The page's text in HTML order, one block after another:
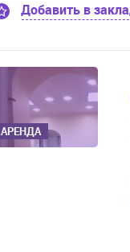
Добавить в
АРЕНДА